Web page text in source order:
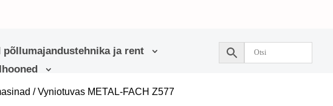
põllumajandustehnika ja rent
/ Vyniotuvas METAL-FACH Z577